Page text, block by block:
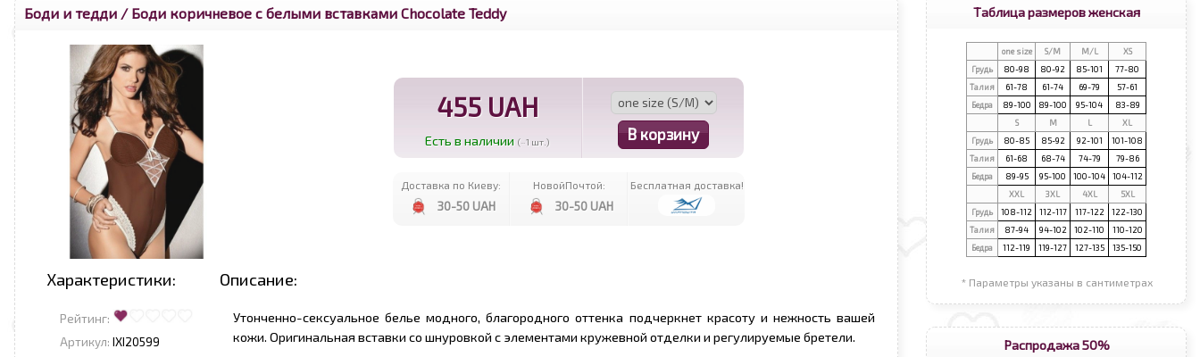
Боди и тедди / Боди коричневое с белыми вставками Chocolate Teddy
455 UAH
Есть в наличии (~1 шт.)
Доставка по Киеву:
30-50 UAH
НовойПочтой:
30-50 UAH
Бесплатная доставка!
Характеристики: Описание:
Рейтинг:
Артикул: IXI20599
Утонченно-сексуальное белье модного, благородного оттенка подчеркнет красоту и нежность вашей
кожи. Оригинальная вставки со шнуровкой с элементами кружевной отделки и регулируемые бретели.
Таблица размеров женская
one size S/M M/L
XS
Грудь
80-98 80-92 85-101
77-80
Талия
61-78 61-74 69-79
57-61
Бедра
89-100 89-100 95-104
83-89
S
М L
XL
Грудь
80-85 85-92 92-101
101-108
Талия
61-68 68-74 74-79
79-86
Бедра
89-95 95-100 100-104
104-112
XXL
3XL 4XL
5XL
Грудь
108-112 112-117 117-122
122-130
Талия
87-94 94-102 102-110
110-120
Бедра
112-119 119-127 127-135 135-150
* Параметры указаны в сантиметрах
Распродажа 50%